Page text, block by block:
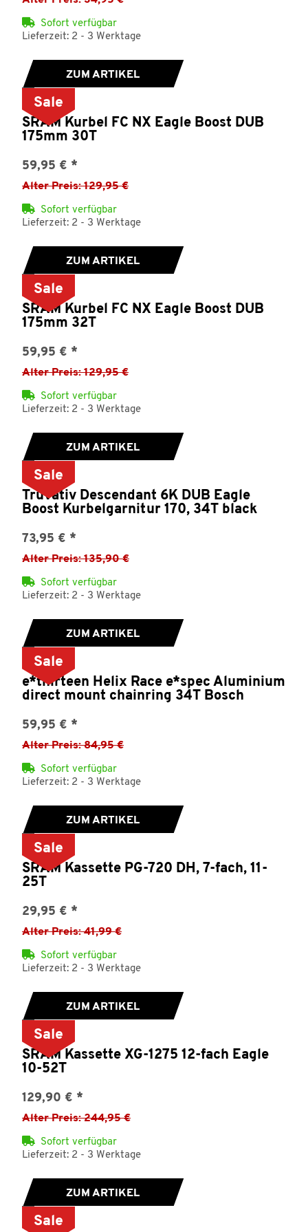
Sofort verfügbar
Lieferzeit: 2 - 3 Werktage
ZUM ARTIKEL
Sale
SRAM Kurbel FC NX Eagle Boost DUB
175mm 30T
59,95 € *
Alter Preis: 129,95 €
Sofort verfügbar
Lieferzeit: 2 - 3 Werktage
ZUM ARTIKEL
Sale
SRAM Kurbel FC NX Eagle Boost DUB
175mm 32T
59,95 € *
Alter Preis: 129,95 €
Sofort verfügbar
Lieferzeit: 2 - 3 Werktage
ZUM ARTIKEL
Sale
Truvativ Descendant 6K DUB Eagle
Boost Kurbelgarnitur 170, 34T black
73,95 € *
Alter Preis: 135,90 €
Sofort verfügbar
Lieferzeit: 2 - 3 Werktage
ZUM ARTIKEL
Sale
e*thirteen Helix Race e*spec Aluminium
direct mount chainring 34T Bosch
59,95 € *
Alter Preis: 84,95 €
Sofort verfügbar
Lieferzeit: 2 - 3 Werktage
ZUM ARTIKEL
Sale
SRAM Kassette PG-720 DH, 7-fach, 11-
25T
29,95 € *
Alter Preis: 41,99 €
Sofort verfügbar
Lieferzeit: 2 - 3 Werktage
ZUM ARTIKEL
Sale
SRAM Kassette XG-1275 12-fach Eagle
10-52T
129,90 € *
Alter Preis: 244,95 €
Sofort verfügbar
Lieferzeit: 2 - 3 Werktage
ZUM ARTIKEL
Sale